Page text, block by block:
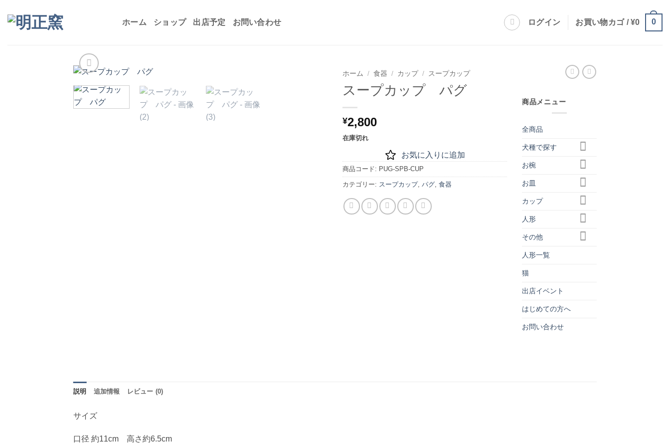
content
ホーム ショップ 出店予定 お問い合わせ ログイン お買い物カゴ /¥0 0
ホーム / 食器 / カップ / スープカップ
スープカップ パグ
¥2,800
在庫切れ
お気に入りに追加
商品コード: PUG-SPB-CUP
カテゴリー: スープカップ, パグ 食器
商品メニュー
全商品
犬種で探す
お椀
お皿
カップ
人形
その他
人形一覧
猫
出店イベント
はじめての方へ
お問い合わせ
説明 追加情報 レビュー (0)
サイズ
口径 約11cm 高さ約6.5cm